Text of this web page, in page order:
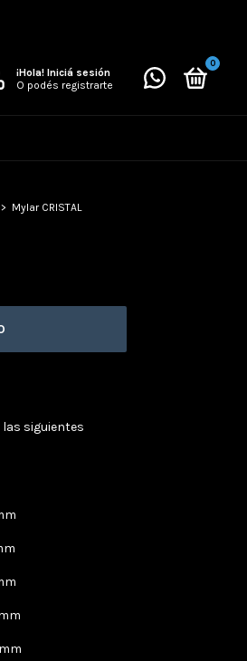
¡Hola! Iniciá sesión
O podés registrarte
0
> Mylar CRISTAL
las siguientes